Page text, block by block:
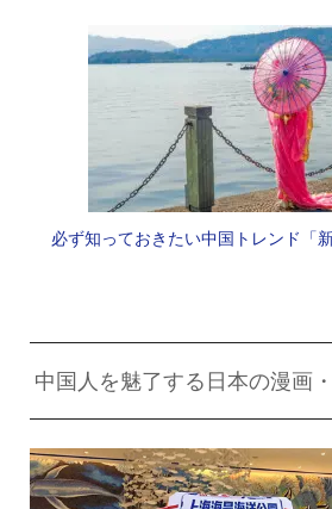
必ず知っておきたい中国トレンド「
中国人を魅了する日本の漫画